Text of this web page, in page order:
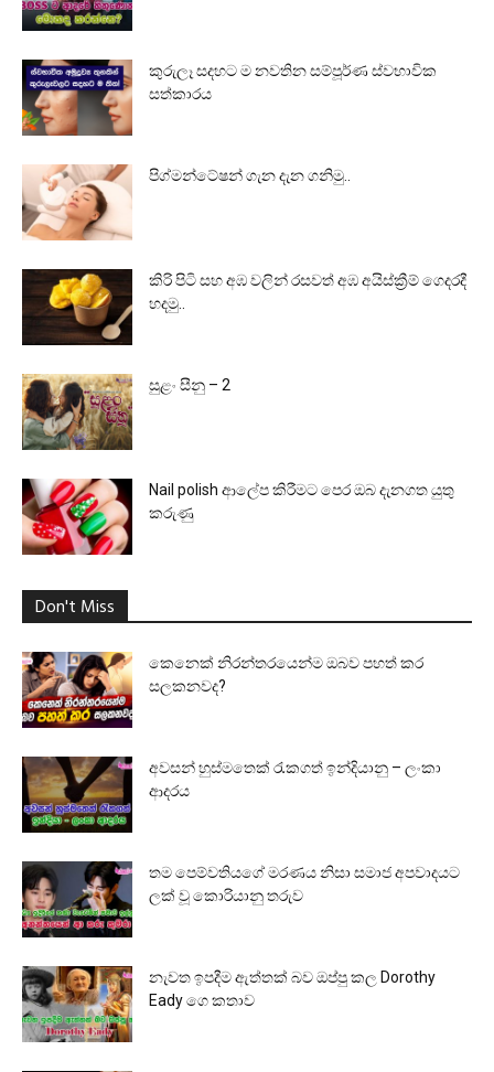
කුරුලෑ සදහට ම නවතින සම්පූර්ණ ස්වභාවික
සත්කාරය
පිග්මන්ටේෂන් ගැන දැන ගනිමු..
කිරි පිටි සහ අඹ වලින් රසවත් අඹ අයිස්ක්‍රීම් ගෙදරදී
හදමු..
සුළං සීනු – 2
Nail polish ආලේප කිරීමට පෙර ඔබ දැනගත යුතු
කරුණු
Don't Miss
කෙනෙක් නිරන්තරයෙන්ම ඔබව පහත් කර
සලකනවද?
අවසන් හුස්මතෙක් රැකගත් ඉන්දියානු – ලංකා
ආදරය
තම පෙම්වතියගේ මරණය නිසා සමාජ අපවාදයට
ලක් වූ කොරියානු තරුව
නැවත ඉපදීම ඇත්තක් බව ඔප්පු කල Dorothy
Eady ගෙ කතාව